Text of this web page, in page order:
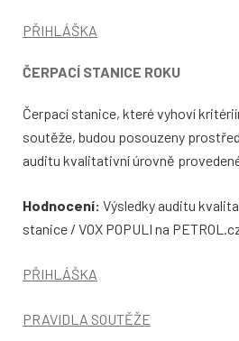
PŘIHLÁŠKA
ČERPACÍ STANICE ROKU
Čerpací stanice, které vyhoví
soutěže, budou posouzeny
auditu kvalitativní úrovně
Hodnocení: Výsledky auditu
stanice / VOX POPULI na
PŘIHLÁŠKA
PRAVIDLA SOUTĚŽE